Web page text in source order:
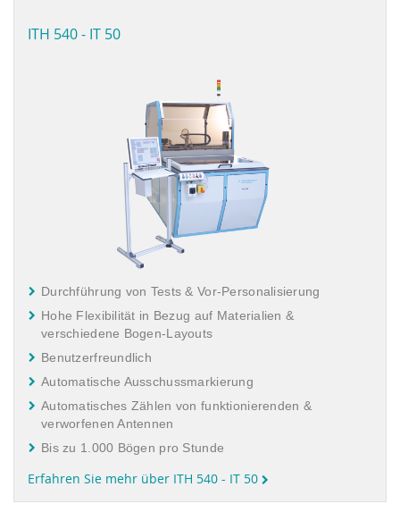
ITH 540 - IT 50
Durchführung von Tests & Vor-Personalisierung
Hohe Flexibilität in Bezug auf Materialien &
verschiedene Bogen-Layouts
Benutzerfreundlich
Automatische Ausschussmarkierung
Automatisches Zählen von funktionierenden &
verworfenen Antennen
Bis zu 1.000 Bögen pro Stunde
Erfahren Sie mehr über ITH 540 - IT 50